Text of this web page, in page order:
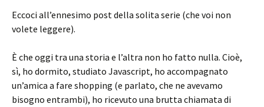
Eccoci all’ennesimo post della solita serie (che voi non
volete leggere).
È che oggi tra una storia e l’altra non ho fatto nulla. Cioè,
sì, ho dormito, studiato Javascript, ho accompagnato
un’amica a fare shopping (e parlato, che ne avevamo
bisogno entrambi), ho ricevuto una brutta chiamata di